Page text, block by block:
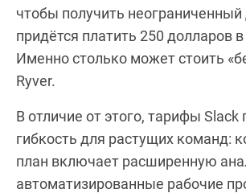
чтобы получить неограниченный
придётся платить 250 долларов
Именно столько может стоить
Ryver.
В отличие от этого, тарифы
гибкость для растущих команд:
план включает расширенную
автоматизированные рабочие